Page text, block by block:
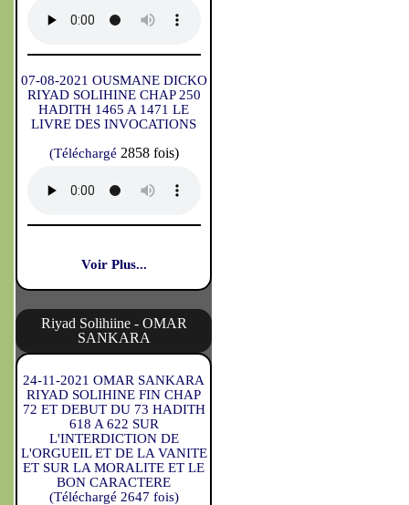
07-08-2021 OUSMANE DICKO
RIYAD SOLIHINE CHAP 250
HADITH 1465 A 1471 LE
LIVRE DES INVOCATIONS
(Téléchargé 2858 fois)
Voir Plus...
Riyad Solihiine - OMAR
SANKARA
24-11-2021 OMAR SANKARA
RIYAD SOLIHINE FIN CHAP
72 ET DEBUT DU 73 HADITH
618 A 622 SUR
L'INTERDICTION DE
L'ORGUEIL ET DE LA VANITE
ET SUR LA MORALITE ET LE
BON CARACTERE
(Téléchargé 2647 fois)